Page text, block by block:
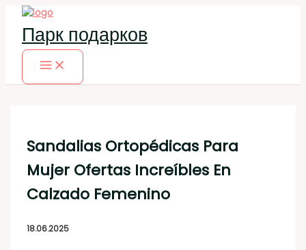
Перейти
содержимому
Парк подарков
Sandalias Ortopédicas Para
Mujer Ofertas Increíbles En
Calzado Femenino
18.06.2025